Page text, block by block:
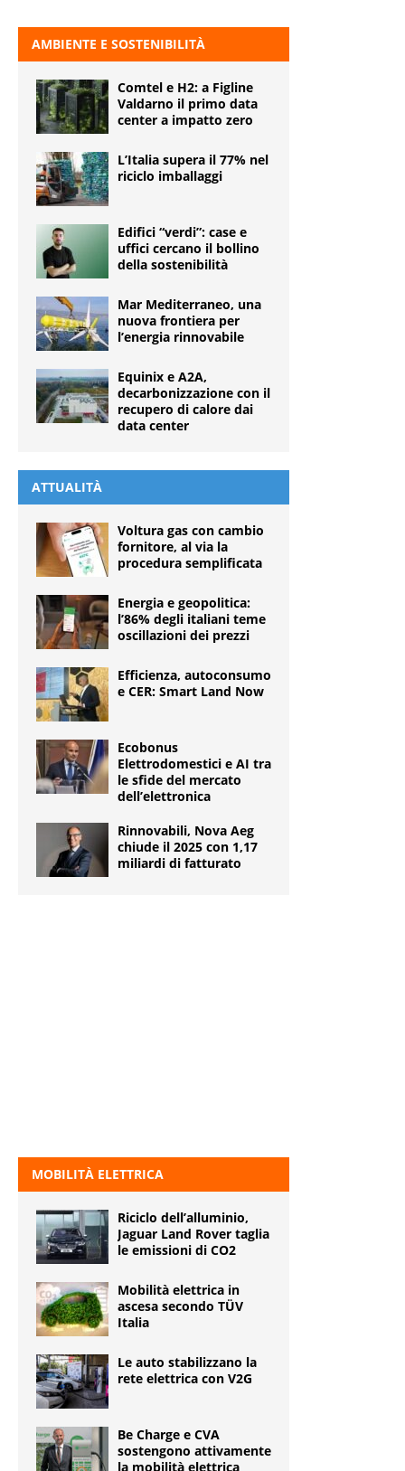
AMBIENTE E SOSTENIBILITÀ
Comtel e H2: a Figline
Valdarno il primo data
center a impatto zero
L’Italia supera il 77% nel
riciclo imballaggi
Edifici “verdi”: case e
uffici cercano il bollino
della sostenibilità
Mar Mediterraneo, una
nuova frontiera per
l’energia rinnovabile
Equinix e A2A,
decarbonizzazione con il
recupero di calore dai
data center
ATTUALITÀ
Voltura gas con cambio
fornitore, al via la
procedura semplificata
Energia e geopolitica:
l’86% degli italiani teme
oscillazioni dei prezzi
Efficienza, autoconsumo
e CER: Smart Land Now
Ecobonus
Elettrodomestici e AI tra
le sfide del mercato
dell’elettronica
Rinnovabili, Nova Aeg
chiude il 2025 con 1,17
miliardi di fatturato
MOBILITÀ ELETTRICA
Riciclo dell’alluminio,
Jaguar Land Rover taglia
le emissioni di CO2
Mobilità elettrica in
ascesa secondo TÜV
Italia
Le auto stabilizzano la
rete elettrica con V2G
Be Charge e CVA
sostengono attivamente
la mobilità elettrica